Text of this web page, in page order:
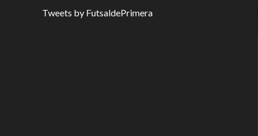
Tweets by FutsaldePrimera